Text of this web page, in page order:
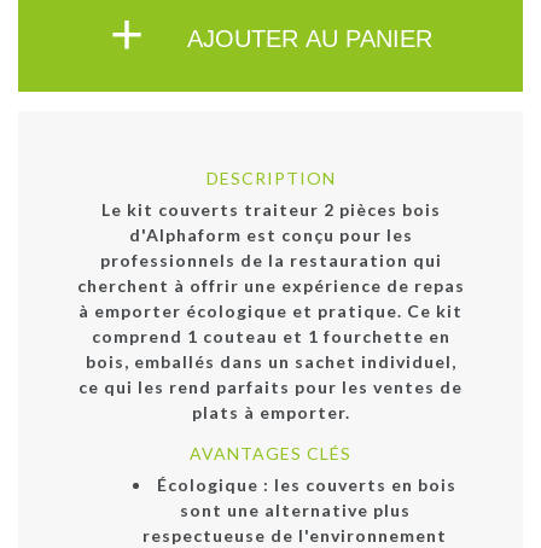
+ AJOUTER AU PANIER
DESCRIPTION
Le kit couverts traiteur 2 pièces bois
d'Alphaform est conçu pour les
professionnels de la restauration qui
cherchent à offrir une expérience de repas
à emporter écologique et pratique. Ce kit
comprend 1 couteau et 1 fourchette en
bois, emballés dans un sachet individuel,
ce qui les rend parfaits pour les ventes de
plats à emporter.
AVANTAGES CLÉS
Écologique : les couverts en bois
sont une alternative plus
respectueuse de l'environnement